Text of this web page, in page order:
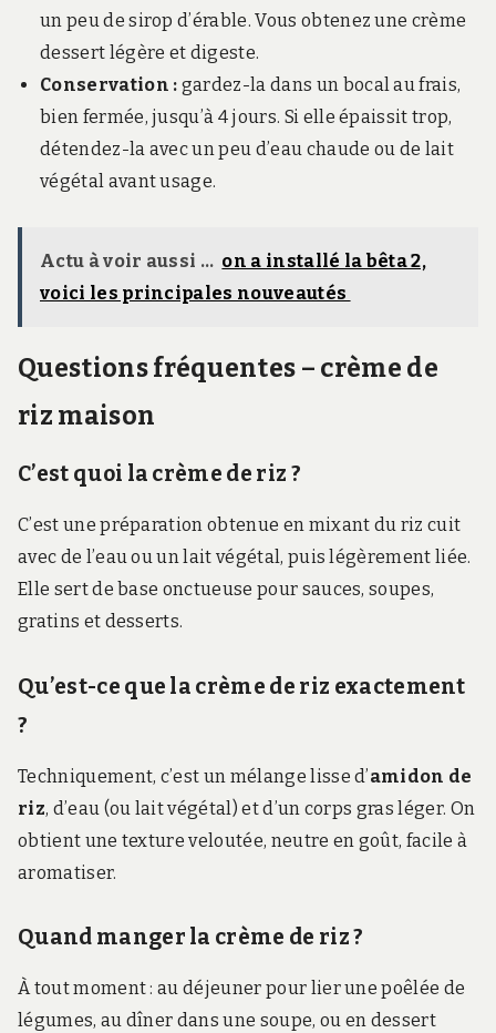
un peu de sirop d’érable. Vous obtenez une crème
dessert légère et digeste.
Conservation : gardez-la dans un bocal au frais,
bien fermée, jusqu’à 4 jours. Si elle épaissit trop,
détendez-la avec un peu d’eau chaude ou de lait
végétal avant usage.
Actu à voir aussi ... on a installé la bêta 2,
voici les principales nouveautés
Questions fréquentes – crème de
riz maison
C’est quoi la crème de riz ?
C’est une préparation obtenue en mixant du riz cuit
avec de l’eau ou un lait végétal, puis légèrement liée.
Elle sert de base onctueuse pour sauces, soupes,
gratins et desserts.
Qu’est-ce que la crème de riz exactement
?
Techniquement, c’est un mélange lisse d’amidon de
riz, d’eau (ou lait végétal) et d’un corps gras léger. On
obtient une texture veloutée, neutre en goût, facile à
aromatiser.
Quand manger la crème de riz ?
À tout moment : au déjeuner pour lier une poêlée de
légumes, au dîner dans une soupe, ou en dessert